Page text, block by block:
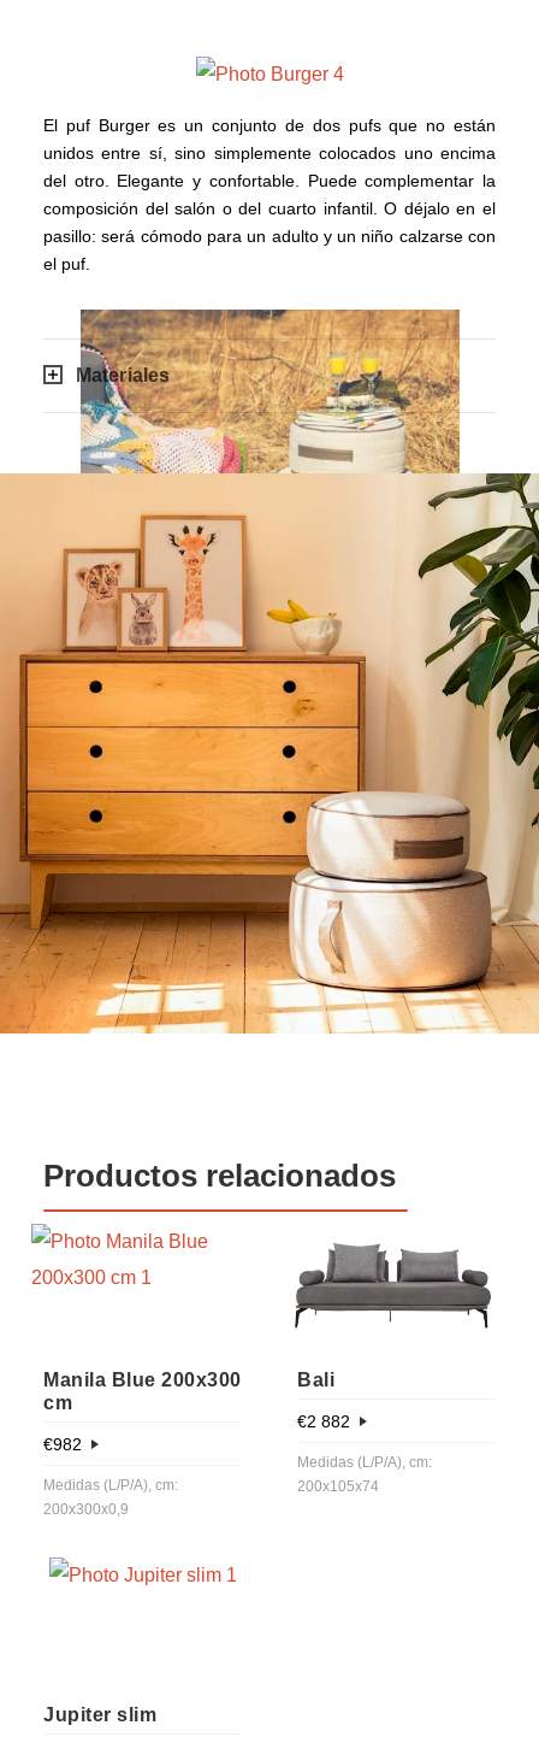
El puf Burger es un conjunto de dos pufs que no están
unidos entre sí, sino simplemente colocados uno encima
del otro. Elegante y confortable. Puede complementar la
composición del salón o del cuarto infantil. O déjalo en el
pasillo: será cómodo para un adulto y un niño calzarse con
el puf.
Materiales
Productos relacionados
Manila Blue 200x300
cm
€982
Medidas (L/P/A), cm:
200x300x0,9
Bali
€2 882
Medidas (L/P/A), cm:
200x105x74
Jupiter slim